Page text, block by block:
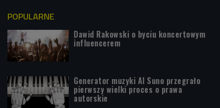
POPULARNE
Dawid Rakowski o byciu koncertowym
influencerem
Generator muzyki AI Suno przegrało
pierwszy wielki proces o prawa
autorskie